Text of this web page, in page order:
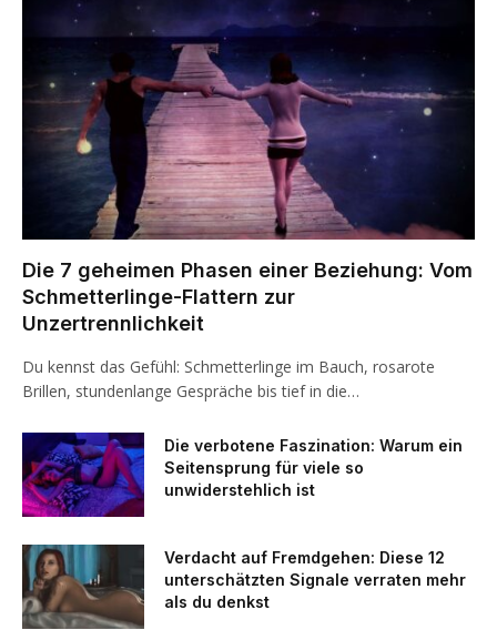
Die 7 geheimen Phasen einer Beziehung: Vom
Schmetterlinge-Flattern zur
Unzertrennlichkeit
Du kennst das Gefühl: Schmetterlinge im Bauch, rosarote
Brillen, stundenlange Gespräche bis tief in die…
Die verbotene Faszination: Warum ein
Seitensprung für viele so
unwiderstehlich ist
Verdacht auf Fremdgehen: Diese 12
unterschätzten Signale verraten mehr
als du denkst